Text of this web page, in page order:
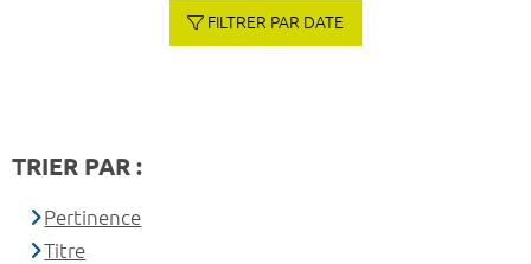
FILTRER PAR DATE
TRIER PAR :
Pertinence
Titre